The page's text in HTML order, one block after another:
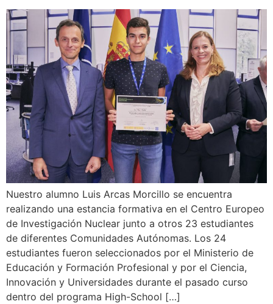
Nuestro alumno Luis Arcas Morcillo se encuentra
realizando una estancia formativa en el Centro Europeo
de Investigación Nuclear junto a otros 23 estudiantes
de diferentes Comunidades Autónomas. Los 24
estudiantes fueron seleccionados por el Ministerio de
Educación y Formación Profesional y por el Ciencia,
Innovación y Universidades durante el pasado curso
dentro del programa High-School […]